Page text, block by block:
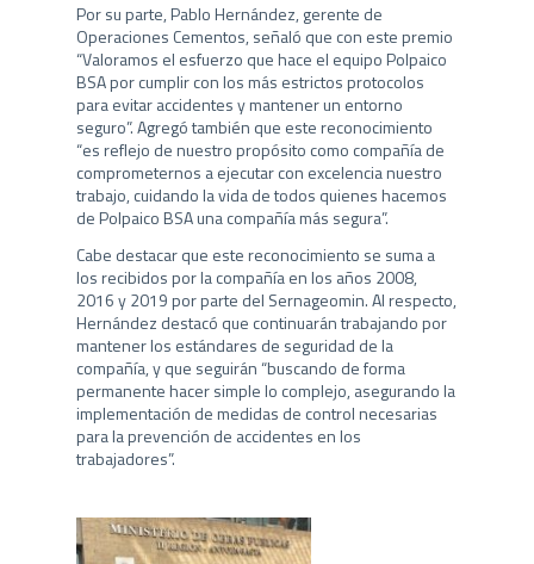
Por su parte, Pablo Hernández, gerente de
Operaciones Cementos, señaló que con este premio
“Valoramos el esfuerzo que hace el equipo Polpaico
BSA por cumplir con los más estrictos protocolos
para evitar accidentes y mantener un entorno
seguro”. Agregó también que este reconocimiento
“es reflejo de nuestro propósito como compañía de
comprometernos a ejecutar con excelencia nuestro
trabajo, cuidando la vida de todos quienes hacemos
de Polpaico BSA una compañía más segura”.
Cabe destacar que este reconocimiento se suma a
los recibidos por la compañía en los años 2008,
2016 y 2019 por parte del Sernageomin. Al respecto,
Hernández destacó que continuarán trabajando por
mantener los estándares de seguridad de la
compañía, y que seguirán “buscando de forma
permanente hacer simple lo complejo, asegurando la
implementación de medidas de control necesarias
para la prevención de accidentes en los
trabajadores”.